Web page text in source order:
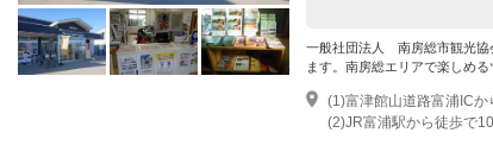
一般社団法人 南房総市観光協
ます。南房総エリアで楽しめ
(1)富津館山道路富浦ICか
(2)JR富浦駅から徒歩で